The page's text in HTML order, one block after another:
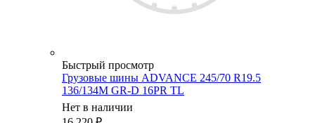
Быстрый просмотр
Грузовые шины ADVANCE 245/70 R19.5
136/134M GR-D 16PR TL
Нет в наличии